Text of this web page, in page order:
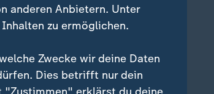
anderen Anbietern. Unter
zu ermöglichen.
Zwecke wir deine Daten
Dies betrifft nur dein